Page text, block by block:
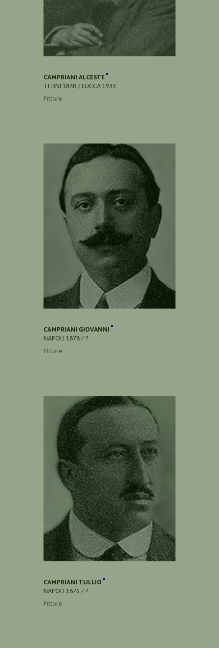
CAMPRIANI ALCESTE
TERNI 1848 / LUCCA 1933
Pittore
CAMPRIANI GIOVANNI
NAPOLI 1878 / ?
Pittore
CAMPRIANI TULLIO
NAPOLI 1876 / ?
Pittore